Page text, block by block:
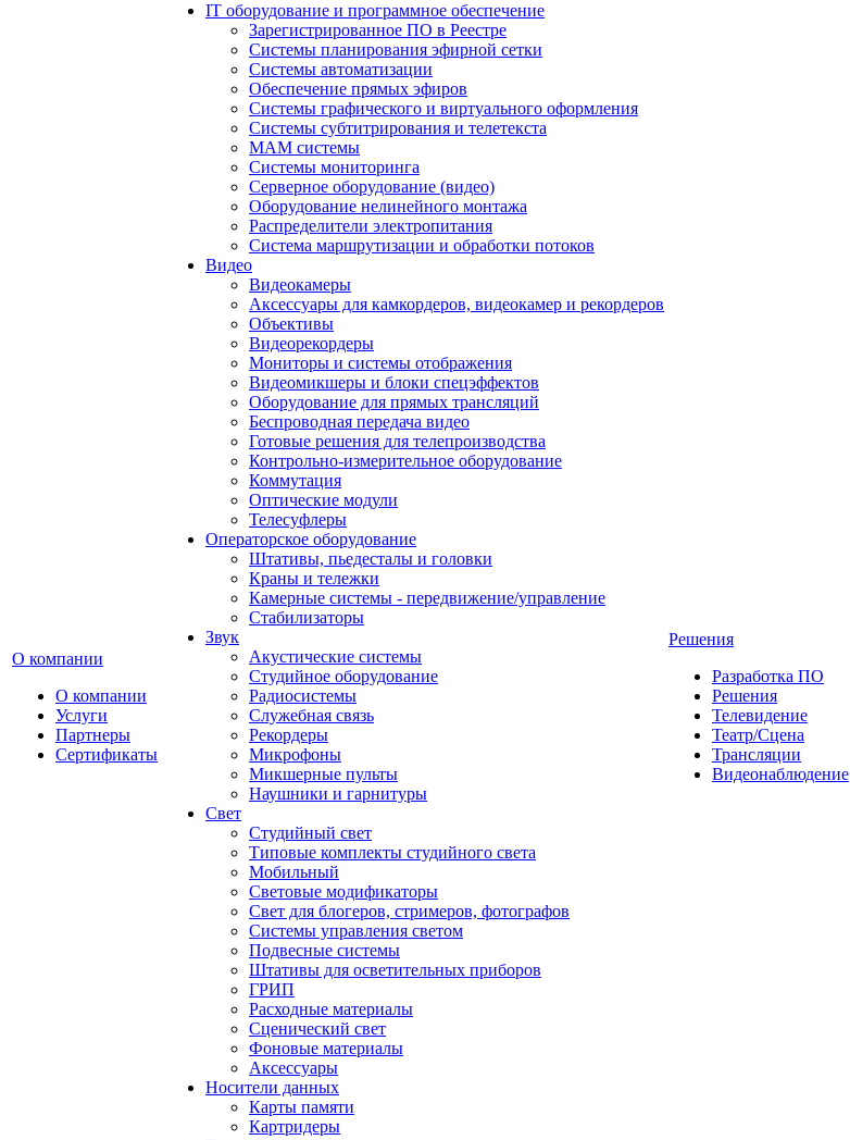
О компании
О компании
Услуги
Партнеры
Сертификаты
IT оборудование и программное обеспечение
Зарегистрированное ПО в Реестре
Системы планирования эфирной сетки
Системы автоматизации
Обеспечение прямых эфиров
Системы графического и виртуального оформления
Системы субтитрирования и телетекста
MAM системы
Системы мониторинга
Серверное оборудование (видео)
Оборудование нелинейного монтажа
Распределители электропитания
Система маршрутизации и обработки потоков
Видео
Видеокамеры
Аксессуары для камкордеров, видеокамер и рекордеров
Объективы
Видеорекордеры
Мониторы и системы отображения
Видеомикшеры и блоки спецэффектов
Оборудование для прямых трансляций
Беспроводная передача видео
Готовые решения для телепроизводства
Контрольно-измерительное оборудование
Коммутация
Оптические модули
Телесуфлеры
Операторское оборудование
Штативы, пьедесталы и головки
Краны и тележки
Камерные системы - передвижение/управление
Стабилизаторы
Звук
Акустические системы
Студийное оборудование
Радиосистемы
Служебная связь
Рекордеры
Микрофоны
Микшерные пульты
Наушники и гарнитуры
Свет
Студийный свет
Типовые комплекты студийного света
Мобильный
Световые модификаторы
Свет для блогеров, стримеров, фотографов
Системы управления светом
Подвесные системы
Штативы для осветительных приборов
ГРИП
Расходные материалы
Сценический свет
Фоновые материалы
Аксессуары
Носители данных
Карты памяти
Картридеры
Решения
Разработка ПО
Решения
Телевидение
Театр/Сцена
Трансляции
Видеонаблюдение